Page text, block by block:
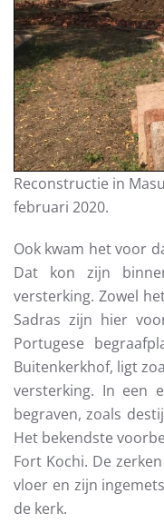
Reconstructie in
februari 2020.
Ook kwam het voor
Dat kon zijn
versterking. Zowel
Sadras zijn hier
Portugese
Buitenkerkhof, ligt
versterking. In een
begraven, zoals
Het bekendste
Fort Kochi. De
vloer en zijn
de kerk.